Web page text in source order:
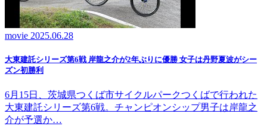
movie 2025.06.28
大東建託シリーズ第6戦 岸龍之介が2年ぶりに優勝 女子は丹野夏波がシー
ズン初勝利
6月15日、茨城県つくば市サイクルパークつくばで行われた
大東建託シリーズ第6戦。チャンピオンシップ男子は岸龍之
介が予選か…